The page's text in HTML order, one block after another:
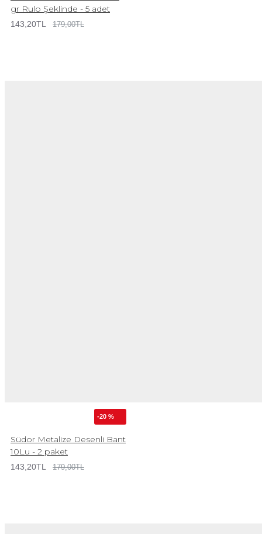
gr Rulo Şeklinde - 5 adet
143,20TL 179,00TL
-20 %
Südor Metalize Desenli Bant
10Lu - 2 paket
143,20TL 179,00TL